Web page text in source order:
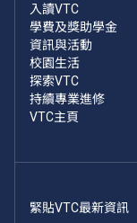
入讀VTC
學費及獎助學金
資訊與活動
校園生活
探索VTC
持續專業進修
VTC主頁
緊貼VTC最新資訊